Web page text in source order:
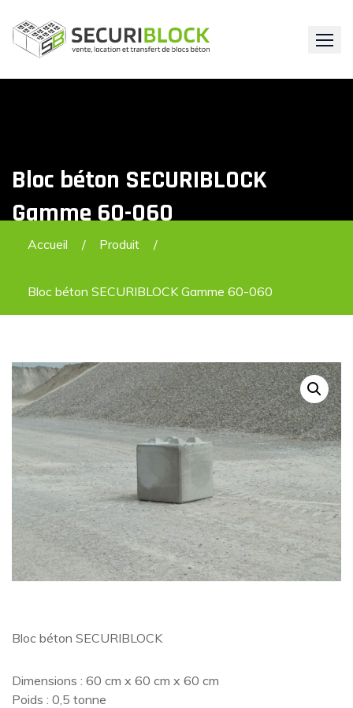
content
Bloc béton SECURIBLOCK
Gamme 60-060
Accueil Produit
Bloc béton SECURIBLOCK Gamme 60-060
Bloc béton SECURIBLOCK
Dimensions : 60 cm x 60 cm x 60 cm
Poids : 0,5 tonne